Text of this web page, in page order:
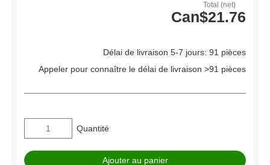
Total (net)
Can$21.76
Délai de livraison 5-7 jours: 91 pièces
Appeler pour connaître le délai de livraison >91 pièces
Quantité